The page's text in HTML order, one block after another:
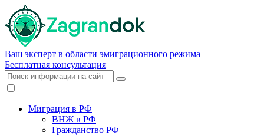
Ваш эксперт в области эмиграционного режима
Бесплатная консультация
Миграция в РФ
ВНЖ в РФ
Гражданство РФ